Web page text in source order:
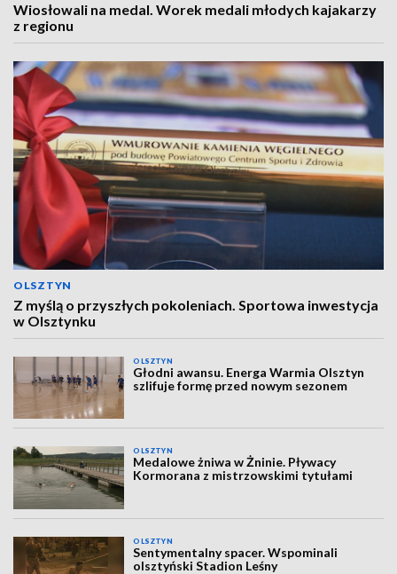
Wiosłowali na medal. Worek medali młodych kajakarzy
z regionu
OLSZTYN
Z myślą o przyszłych pokoleniach. Sportowa inwestycja
w Olsztynku
OLSZTYN
Głodni awansu. Energa Warmia Olsztyn
szlifuje formę przed nowym sezonem
OLSZTYN
Medalowe żniwa w Żninie. Pływacy
Kormorana z mistrzowskimi tytułami
OLSZTYN
Sentymentalny spacer. Wspominali
olsztyński Stadion Leśny